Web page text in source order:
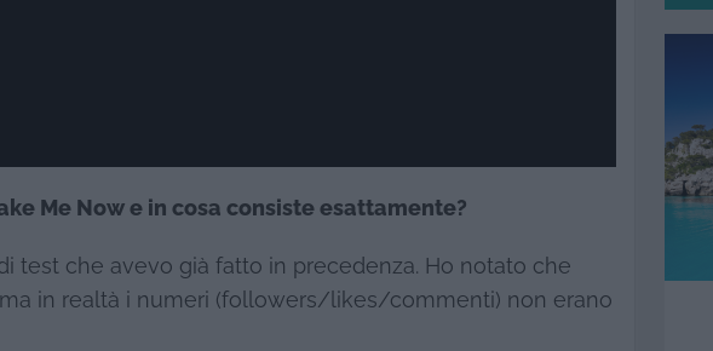
Me Now e in cosa consiste esattamente?
test che avevo già fatto in precedenza. Ho notato che
in realtà i numeri (followers/likes/commenti) non erano